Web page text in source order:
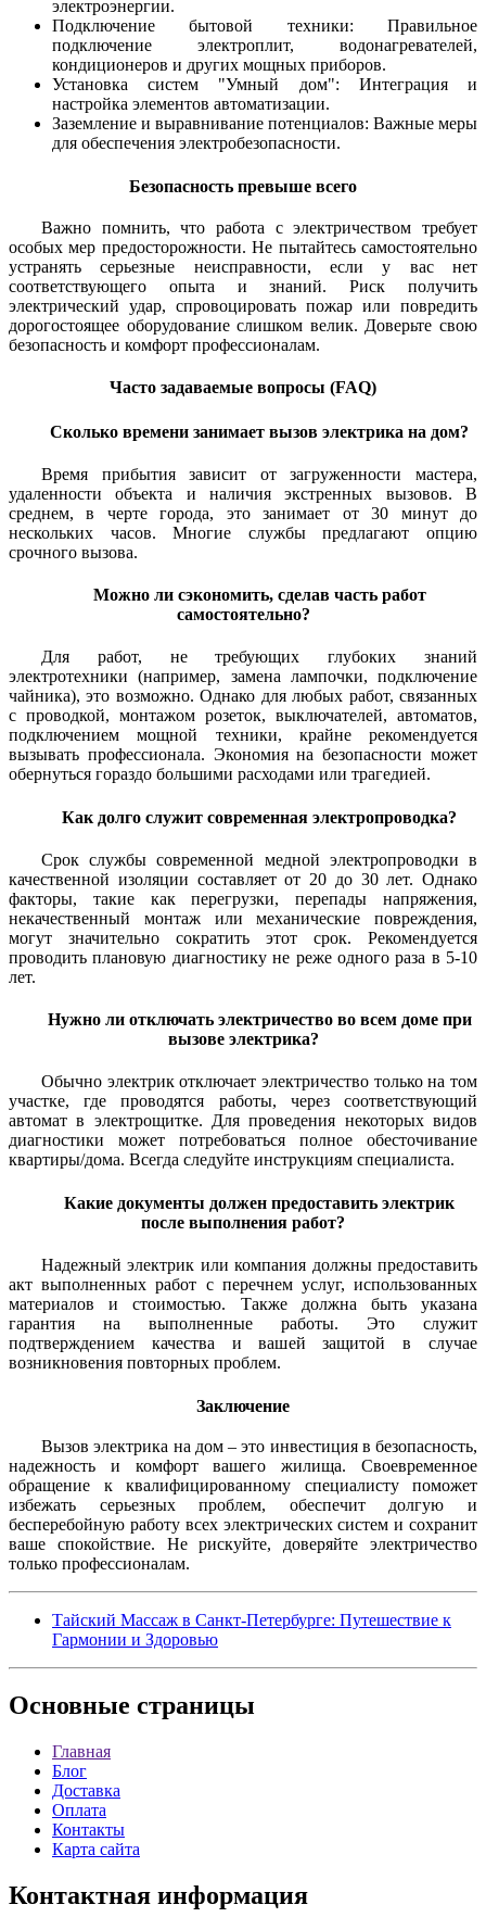
электроэнергии.
Подключение бытовой техники: Правильное
подключение электроплит, водонагревателей,
кондиционеров и других мощных приборов.
Установка систем "Умный дом": Интеграция и
настройка элементов автоматизации.
Заземление и выравнивание потенциалов: Важные меры
для обеспечения электробезопасности.
Безопасность превыше всего
Важно помнить, что работа с электричеством требует
особых мер предосторожности. Не пытайтесь самостоятельно
устранять серьезные неисправности, если у вас нет
соответствующего опыта и знаний. Риск получить
электрический удар, спровоцировать пожар или повредить
дорогостоящее оборудование слишком велик. Доверьте свою
безопасность и комфорт профессионалам.
Часто задаваемые вопросы (FAQ)
Сколько времени занимает вызов электрика на дом?
Время прибытия зависит от загруженности мастера,
удаленности объекта и наличия экстренных вызовов. В
среднем, в черте города, это занимает от 30 минут до
нескольких часов. Многие службы предлагают опцию
срочного вызова.
Можно ли сэкономить, сделав часть работ
самостоятельно?
Для работ, не требующих глубоких знаний
электротехники (например, замена лампочки, подключение
чайника), это возможно. Однако для любых работ, связанных
с проводкой, монтажом розеток, выключателей, автоматов,
подключением мощной техники, крайне рекомендуется
вызывать профессионала. Экономия на безопасности может
обернуться гораздо большими расходами или трагедией.
Как долго служит современная электропроводка?
Срок службы современной медной электропроводки в
качественной изоляции составляет от 20 до 30 лет. Однако
факторы, такие как перегрузки, перепады напряжения,
некачественный монтаж или механические повреждения,
могут значительно сократить этот срок. Рекомендуется
проводить плановую диагностику не реже одного раза в 5-10
лет.
Нужно ли отключать электричество во всем доме при
вызове электрика?
Обычно электрик отключает электричество только на том
участке, где проводятся работы, через соответствующий
автомат в электрощитке. Для проведения некоторых видов
диагностики может потребоваться полное обесточивание
квартиры/дома. Всегда следуйте инструкциям специалиста.
Какие документы должен предоставить электрик
после выполнения работ?
Надежный электрик или компания должны предоставить
акт выполненных работ с перечнем услуг, использованных
материалов и стоимостью. Также должна быть указана
гарантия на выполненные работы. Это служит
подтверждением качества и вашей защитой в случае
возникновения повторных проблем.
Заключение
Вызов электрика на дом – это инвестиция в безопасность,
надежность и комфорт вашего жилища. Своевременное
обращение к квалифицированному специалисту поможет
избежать серьезных проблем, обеспечит долгую и
бесперебойную работу всех электрических систем и сохранит
ваше спокойствие. Не рискуйте, доверяйте электричество
только профессионалам.
Тайский Массаж в Санкт-Петербурге: Путешествие к
Гармонии и Здоровью
Основные страницы
Главная
Блог
Доставка
Оплата
Контакты
Карта сайта
Контактная информация